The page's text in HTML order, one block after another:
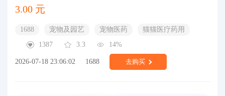
3.00 元
1688 宠物及园艺 宠物医药
猫猫医疗药用
1387
3.3 14%
2026-07-18 23:06:02 1688 去购买